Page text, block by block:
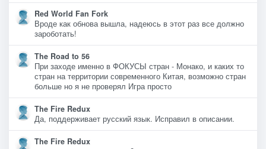
Red World Fan Fork
Вроде как обнова вышла, надеюсь в этот раз все должно
зароботать!
The Road to 56
При заходе именно в ФОКУСЫ стран - Монако, и каких то
стран на территории современного Китая, возможно стран
больше но я не проверял Игра просто
The Fire Redux
Да, поддерживает русский язык. Исправил в описании.
The Fire Redux